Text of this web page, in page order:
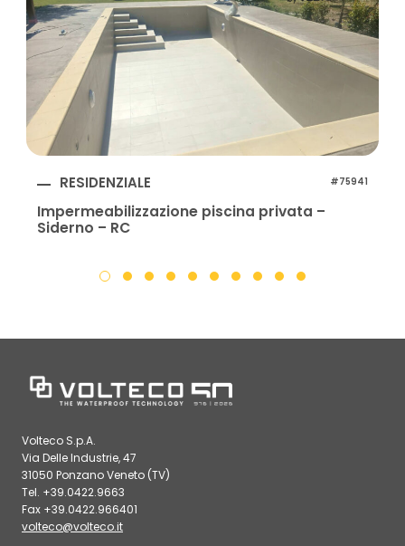
RESIDENZIALE #75941
Impermeabilizzazione piscina privata –
Siderno – RC
Volteco S.p.A.
Via Delle Industrie, 47
31050 Ponzano Veneto (TV)
Tel. +39.0422.9663
Fax +39.0422.966401
volteco@volteco.it